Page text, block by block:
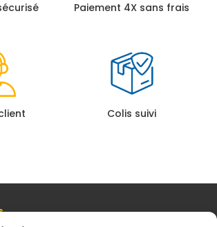
Paiement 4X sans frais
Colis suivi